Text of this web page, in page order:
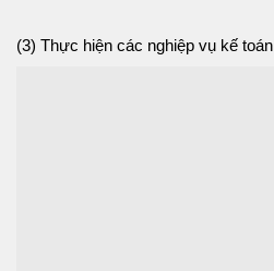
(3) Thực hiện các nghiệp vụ kế